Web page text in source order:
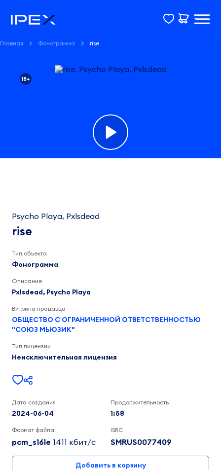
Главная Фонограмма rise
18+
Psycho
Pxlsdead
Psycho Playa, Pxlsdead
rise
Тип объекта
Фонограмма
Описание
Pxlsdead, Psycho Playa
Витрина продавца
ОБЩЕСТВО С ОГРАНИЧЕННОЙ ОТВЕТСТВЕННОСТЬЮ
"СОЮЗ МЬЮЗИК"
Тип лицензии
Неисключительная лицензия
Дата создания
2024-06-04
Продолжительность
1:58
Формат файла
pcm_s16le 1411 кбит/c
ISRC
SMRUS0077409
Добавить в корзину